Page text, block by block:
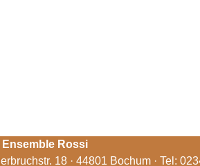
Ensemble Rossi
18 · 44801 Bochum · Tel: